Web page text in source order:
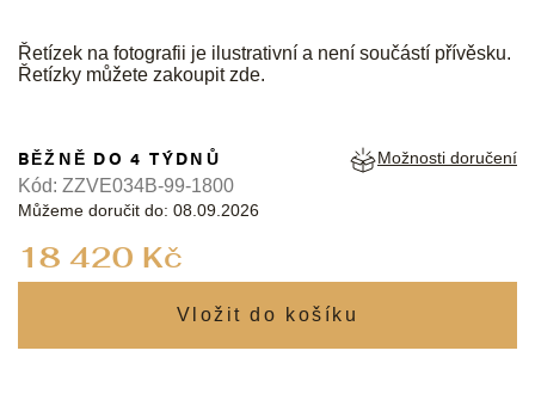
Řetízek na fotografii je ilustrativní a není součástí přívěsku.
Řetízky můžete zakoupitzde.
18 420 Kč
BĚŽNĚ DO 4 TÝDNŮ
Můžeme doručit do: 08.09.2026
Možnosti doručení
Kód: ZZVE034B-99-1800